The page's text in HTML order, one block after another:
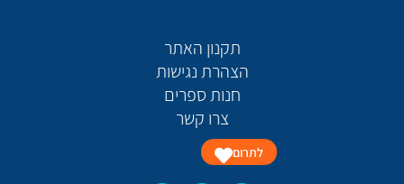
תקנון האתר
הצהרת נגישות
חנות ספרים
צרו קשר
לתרום